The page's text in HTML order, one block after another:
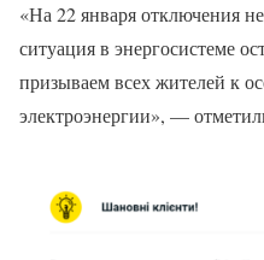
«На 22 января отключения
ситуация в энергосистеме
призываем всех жителей к
электроэнергии», —